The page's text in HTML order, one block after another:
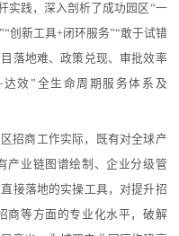
实践，深入剖析了成功园区“一
创新工具+闭环服务”“敢于试错
落地难、政策兑现、审批效率
效”全生命周期服务体系及
招商工作实际，既有对全球产
产业链图谱绘制、企业分级管
接落地的实操工具，对提升招
商等方面的专业化水平，破解